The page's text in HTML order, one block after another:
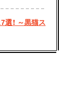
！ ～黒猫ス